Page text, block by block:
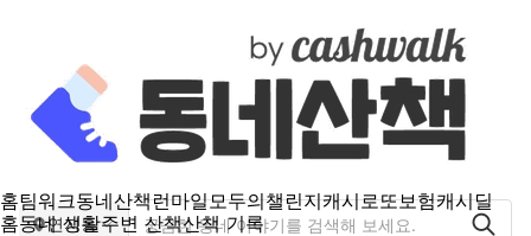
홈팀워크동네산책런마일모두의챌린지캐시로또보험캐시딜
홈동네 생활주변 산책산책 기록
연지동